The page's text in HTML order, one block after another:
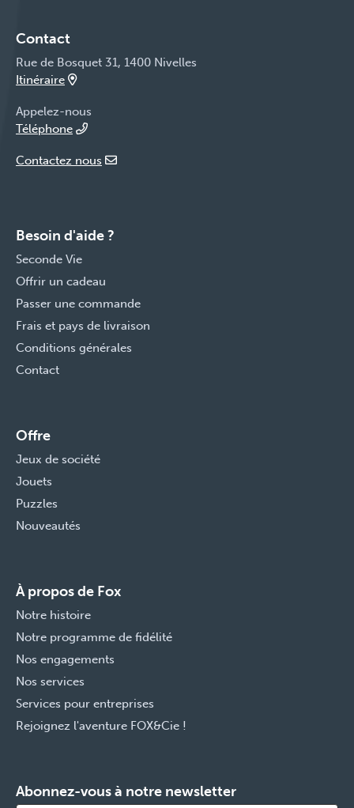
Contact
Rue de Bosquet 31, 1400 Nivelles
Itinéraire
Appelez-nous
Téléphone
Contactez nous
Besoin d'aide ?
Seconde Vie
Offrir un cadeau
Passer une commande
Frais et pays de livraison
Conditions générales
Contact
Offre
Jeux de société
Jouets
Puzzles
Nouveautés
À propos de Fox
Notre histoire
Notre programme de fidélité
Nos engagements
Nos services
Services pour entreprises
Rejoignez l'aventure FOX&Cie !
Abonnez-vous à notre newsletter